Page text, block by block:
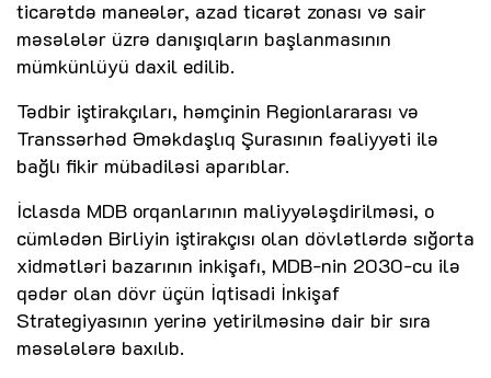
ticarətdə maneələr, azad ticarət zonası və sair
məsələlər üzrə danışıqların başlanmasının
mümkünlüyü daxil edilib.
Tədbir iştirakçıları, həmçinin Regionlararası və
Transsərhəd Əməkdaşlıq Şurasının fəaliyyəti ilə
bağlı fikir mübadiləsi aparıblar.
İclasda MDB orqanlarının maliyyələşdirilməsi, o
cümlədən Birliyin iştirakçısı olan dövlətlərdə sığorta
xidmətləri bazarının inkişafı, MDB-nin 2030-cu ilə
qədər olan dövr üçün İqtisadi İnkişaf
Strategiyasının yerinə yetirilməsinə dair bir sıra
məsələlərə baxılıb.